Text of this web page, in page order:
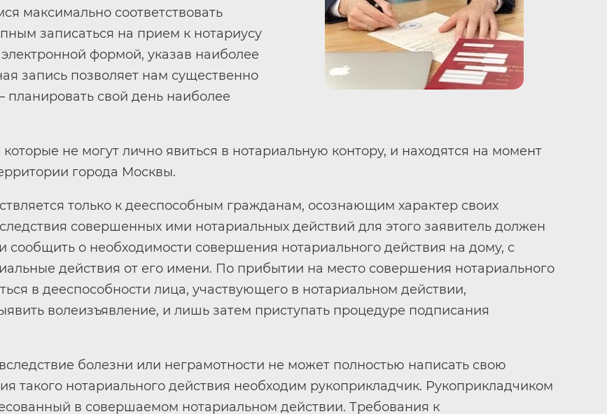
максимально соответствовать
записаться на прием к нотариусу
формой, указав наиболее
запись позволяет нам существенно
свой день наиболее
не могут лично явиться в нотариальную контору, и находятся на момент
города Москвы.
только к дееспособным гражданам, осознающим характер своих
совершенных ими нотариальных действий для этого заявитель должен
сообщить о необходимости совершения нотариального действия на дому, с
действия от его имени. По прибытии на место совершения нотариального
в дееспособности лица, участвующего в нотариальном действии,
волеизъявление, и лишь затем приступать процедуре подписания
болезни или неграмотности не может полностью написать свою
такого нотариального действия необходим рукоприкладчик. Рукоприкладчиком
в совершаемом нотариальном действии. Требования к